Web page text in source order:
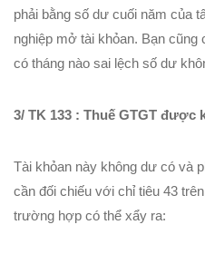
phải bằng số dư cuối năm của
nghiệp mở tài khỏan. Bạn cũng
có tháng nào sai lệch số dư
3/ TK 133 : Thuế GTGT được
Tài khỏan này không dư có và
cần đối chiếu với chỉ tiêu 43
trường hợp có thể xẩy ra: